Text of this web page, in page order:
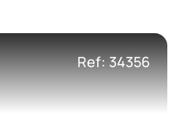
Ref: 34356